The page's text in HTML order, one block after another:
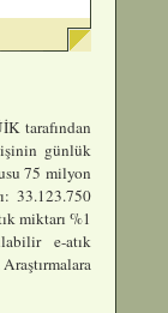
tarafından
günlük
75 milyon
33.123.750
miktarı %1
e-atık